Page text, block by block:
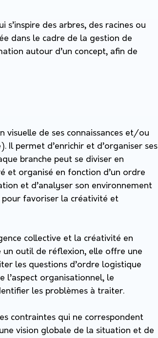
des arbres, des racines ou
dans le cadre de la gestion de
autour d’un concept, afin de
visuelle de ses connaissances et/ou
Il permet d’enrichir et d’organiser ses
branche peut se diviser en
et organisé en fonction d’un ordre
et d’analyser son environnement
favoriser la créativité et
collective et la créativité en
un outil de réflexion, elle offre une
les questions d’ordre logistique
l’aspect organisationnel, le
les problèmes à traiter.
contraintes qui ne correspondent
vision globale de la situation et de